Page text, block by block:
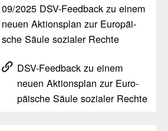
09/​2025 DSV-Feed­back zu einem
neuen Akti­ons­plan zur Euro­päi­
sche Säule sozialer Rechte
DSV-Feed­back zu einem
neuen Akti­ons­plan zur Euro­
päi­sche Säule sozialer Rechte